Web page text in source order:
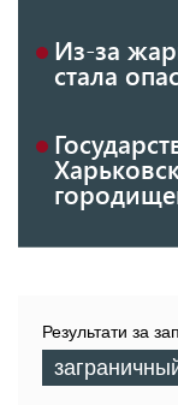
Из-за
стала
Результати за